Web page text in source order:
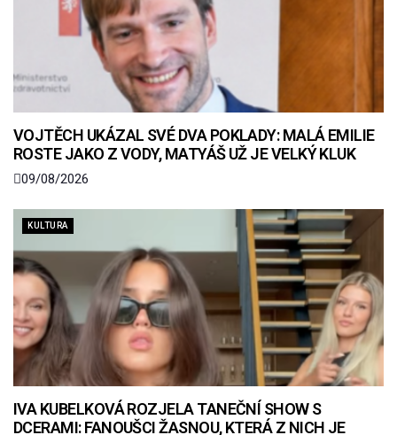
VOJTĚCH UKÁZAL SVÉ DVA POKLADY: MALÁ EMILIE
ROSTE JAKO Z VODY, MATYÁŠ UŽ JE VELKÝ KLUK
09/08/2026
KULTURA
IVA KUBELKOVÁ ROZJELA TANEČNÍ SHOW S
DCERAMI: FANOUŠCI ŽASNOU, KTERÁ Z NICH JE